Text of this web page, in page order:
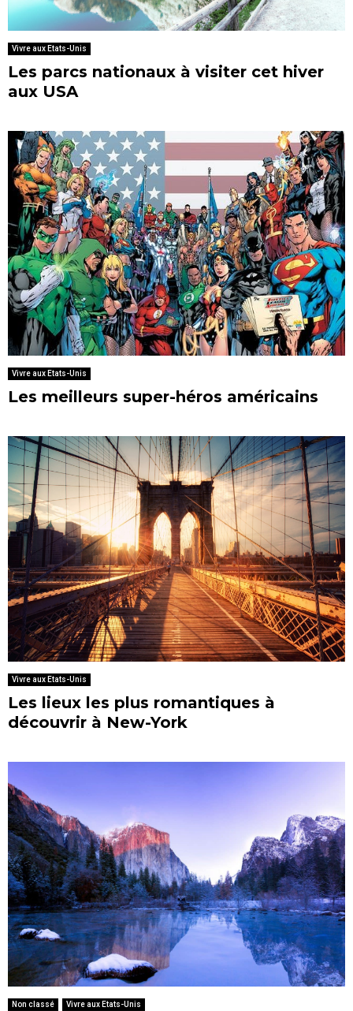
Vivre aux Etats-Unis
Les parcs nationaux à visiter cet hiver
aux USA
Vivre aux Etats-Unis
Les meilleurs super-héros américains
Vivre aux Etats-Unis
Les lieux les plus romantiques à
découvrir à New-York
Non classé Vivre aux Etats-Unis